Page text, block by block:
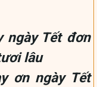
ngày Tết đơn
lâu
ơn ngày Tết